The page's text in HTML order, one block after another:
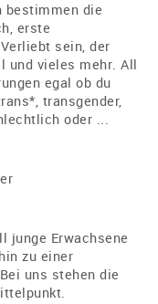
bestimmen die
erste
sein, der
und vieles mehr. All
egal ob du
transgender,
oder ...
junge Erwachsene
zu einer
uns stehen die